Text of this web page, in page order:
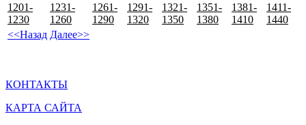
1201-
1230
1231-
1260
1261-
1290
1291-
1320
1321-
1350
1351-
1380
1381-
1410
1411-
1440
<<Назад Далее>>
КОНТАКТЫ
КАРТА САЙТА